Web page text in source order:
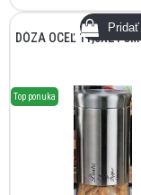
DÓZA OCEĽ 11,5X24 CM
Top ponuka